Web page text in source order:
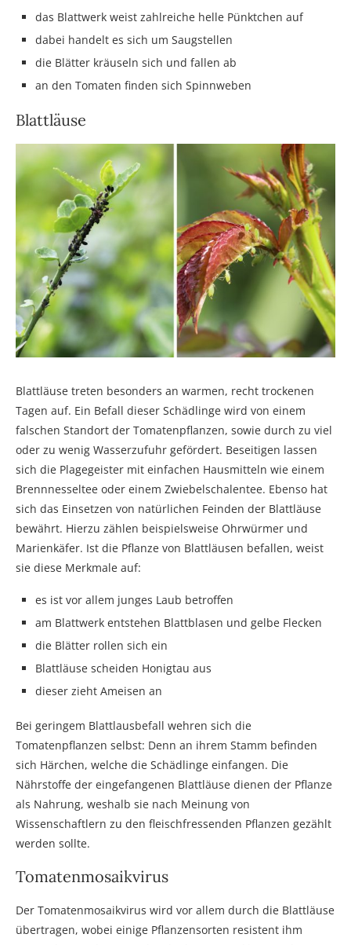
das Blattwerk weist zahlreiche helle Pünktchen auf
dabei handelt es sich um Saugstellen
die Blätter kräuseln sich und fallen ab
an den Tomaten finden sich Spinnweben
Blattläuse
Blattläuse treten besonders an warmen, recht trockenen
Tagen auf. Ein Befall dieser Schädlinge wird von einem
falschen Standort der Tomatenpflanzen, sowie durch zu viel
oder zu wenig Wasserzufuhr gefördert. Beseitigen lassen
sich die Plagegeister mit einfachen Hausmitteln wie einem
Brennnesseltee oder einem Zwiebelschalentee. Ebenso hat
sich das Einsetzen von natürlichen Feinden der Blattläuse
bewährt. Hierzu zählen beispielsweise Ohrwürmer und
Marienkäfer. Ist die Pflanze von Blattläusen befallen, weist
sie diese Merkmale auf:
es ist vor allem junges Laub betroffen
am Blattwerk entstehen Blattblasen und gelbe Flecken
die Blätter rollen sich ein
Blattläuse scheiden Honigtau aus
dieser zieht Ameisen an
Bei geringem Blattlausbefall wehren sich die
Tomatenpflanzen selbst: Denn an ihrem Stamm befinden
sich Härchen, welche die Schädlinge einfangen. Die
Nährstoffe der eingefangenen Blattläuse dienen der Pflanze
als Nahrung, weshalb sie nach Meinung von
Wissenschaftlern zu den fleischfressenden Pflanzen gezählt
werden sollte.
Tomatenmosaikvirus
Der Tomatenmosaikvirus wird vor allem durch die Blattläuse
übertragen, wobei einige Pflanzensorten resistent ihm